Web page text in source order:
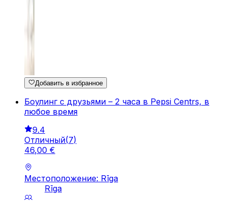
Добавить в избранное
Боулинг с друзьями – 2 часа в Pepsi Centrs, в
любое время
9.4
Отличный(7)
46,00 €
Местоположение: Rīga
Rīga